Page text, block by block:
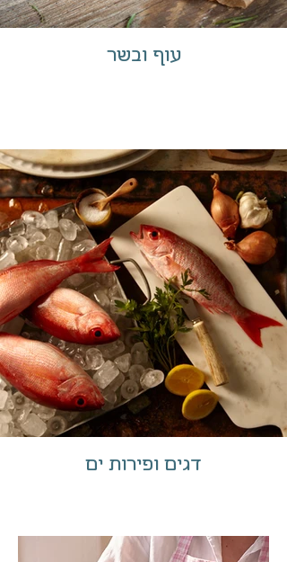
עוף ובשר
דגים ופירות ים